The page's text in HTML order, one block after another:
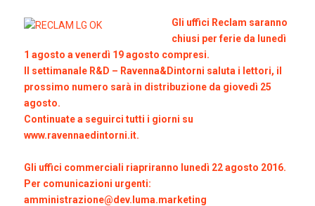
Gli uffici Reclam saranno
chiusi per ferie da lunedì
1 agosto a venerdì 19 agosto compresi.
Il settimanale R&D – Ravenna&Dintorni saluta i lettori, il
prossimo numero sarà in distribuzione da giovedì 25
agosto.
Continuate a seguirci tutti i giorni su
www.ravennaedintorni.it.
Gli uffici commerciali riapriranno lunedì 22 agosto 2016.
Per comunicazioni urgenti:
amministrazione@dev.luma.marketing